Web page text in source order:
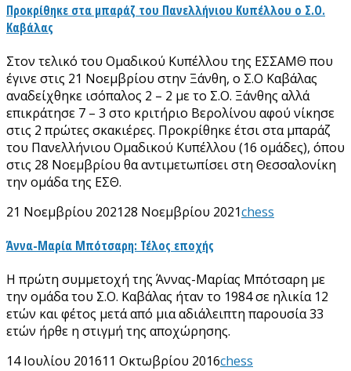
Προκρίθηκε στα μπαράζ του Πανελλήνιου Κυπέλλου ο Σ.Ο.
Καβάλας
Στον τελικό του Ομαδικού Κυπέλλου της ΕΣΣΑΜΘ που
έγινε στις 21 Νοεμβρίου στην Ξάνθη, ο Σ.Ο Καβάλας
αναδείχθηκε ισόπαλος 2 – 2 με το Σ.Ο. Ξάνθης αλλά
επικράτησε 7 – 3 στο κριτήριο Βερολίνου αφού νίκησε
στις 2 πρώτες σκακιέρες. Προκρίθηκε έτσι στα μπαράζ
του Πανελλήνιου Ομαδικού Κυπέλλου (16 ομάδες), όπου
στις 28 Νοεμβρίου θα αντιμετωπίσει στη Θεσσαλονίκη
την ομάδα της ΕΣΘ.
21 Νοεμβρίου 202128 Νοεμβρίου 2021chess
Άννα-Μαρία Μπότσαρη: Τέλος εποχής
Η πρώτη συμμετοχή της Άννας-Μαρίας Μπότσαρη με
την ομάδα του Σ.Ο. Καβάλας ήταν το 1984 σε ηλικία 12
ετών και φέτος μετά από μια αδιάλειπτη παρουσία 33
ετών ήρθε η στιγμή της αποχώρησης.
14 Ιουλίου 201611 Οκτωβρίου 2016chess